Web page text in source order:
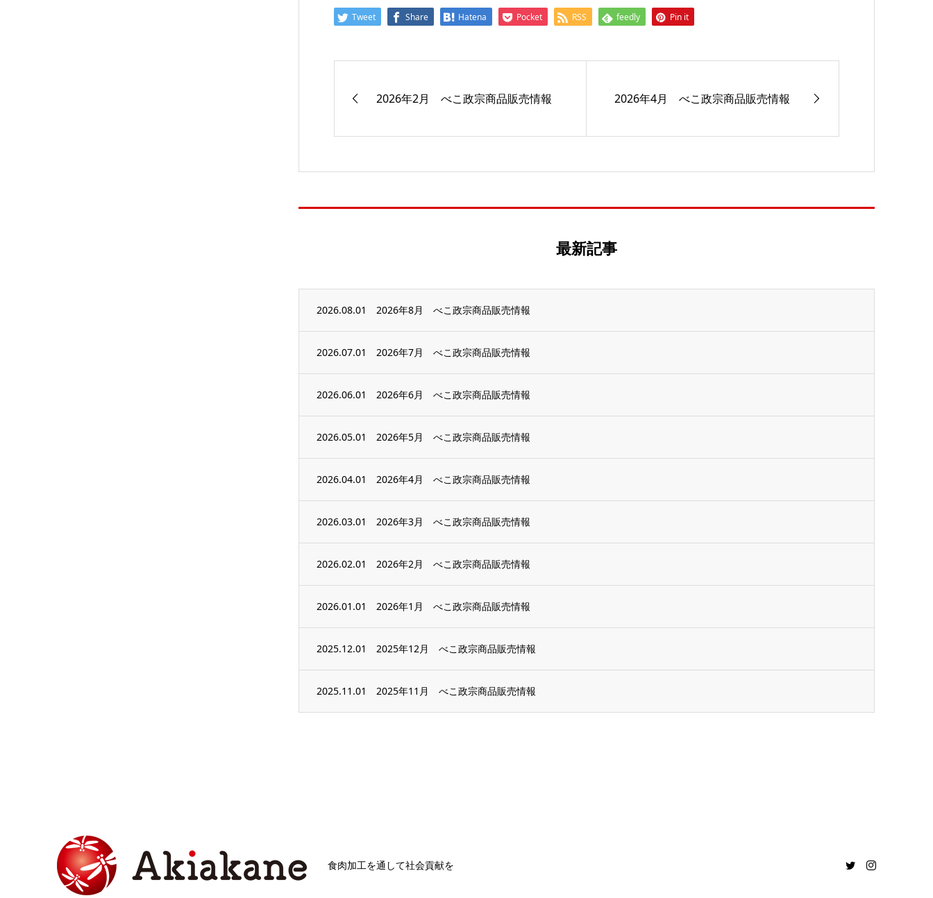
Tweet Share Hatena Pocket RSS feedly Pin it
2026年2月 べこ政宗商品販売情報 2026年4月 べこ政宗商品販売情報
最新記事
2026.08.01 2026年8月 べこ政宗商品販売情報
2026.07.01 2026年7月 べこ政宗商品販売情報
2026.06.01 2026年6月 べこ政宗商品販売情報
2026.05.01 2026年5月 べこ政宗商品販売情報
2026.04.01 2026年4月 べこ政宗商品販売情報
2026.03.01 2026年3月 べこ政宗商品販売情報
2026.02.01 2026年2月 べこ政宗商品販売情報
2026.01.01 2026年1月 べこ政宗商品販売情報
2025.12.01 2025年12月 べこ政宗商品販売情報
2025.11.01 2025年11月 べこ政宗商品販売情報
食肉加工を通して社会貢献を